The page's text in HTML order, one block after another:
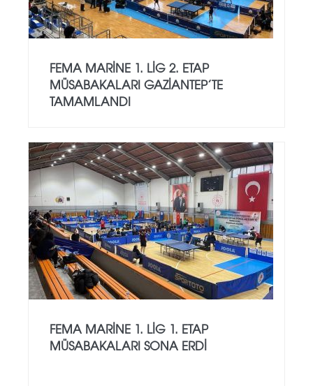
FEMA MARINE 1. LIG 2. ETAP
MÜSABAKALARI GAZIANTEP’TE
TAMAMLANDI
FEMA MARINE 1. LIG 1. ETAP
MÜSABAKALARI SONA ERDI